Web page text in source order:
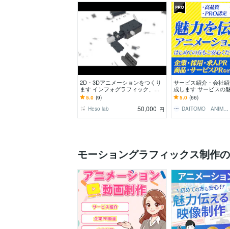
2D・3Dアニメーションをつくり
ます インフォグラフィック、マ
ニュアル、プロモーション動画に
最適！
5.0 (9)
Heso lab
50,000 円
サービス紹介・会社
成します サービスの
るアニメーション！
5.0 (66)
DAITOMO ANIMATION
モーショングラフィックス制作